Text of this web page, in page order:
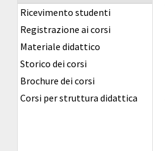
Ricevimento studenti
Registrazione ai corsi
Materiale didattico
Storico dei corsi
Brochure dei corsi
Corsi per struttura didattica